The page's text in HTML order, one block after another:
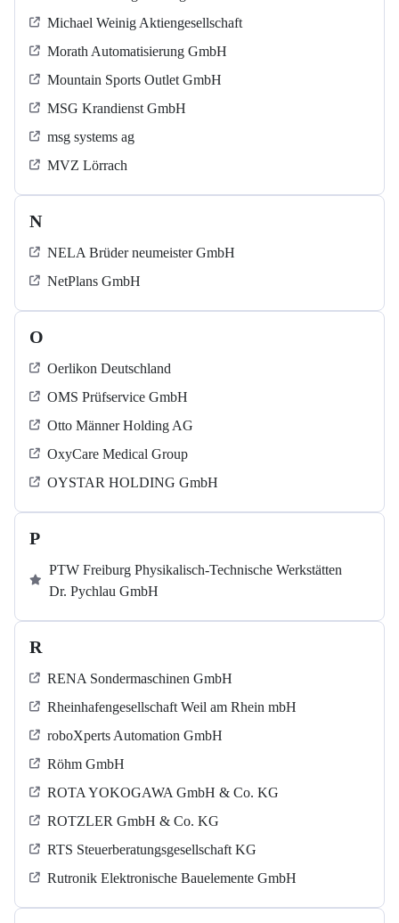
Michael Weinig Aktiengesellschaft
Morath Automatisierung GmbH
Mountain Sports Outlet GmbH
MSG Krandienst GmbH
msg systems ag
MVZ Lörrach
N
NELA Brüder neumeister GmbH
NetPlans GmbH
O
Oerlikon Deutschland
OMS Prüfservice GmbH
Otto Männer Holding AG
OxyCare Medical Group
OYSTAR HOLDING GmbH
P
PTW Freiburg Physikalisch-Technische Werkstätten
Dr. Pychlau GmbH
R
RENA Sondermaschinen GmbH
Rheinhafengesellschaft Weil am Rhein mbH
roboXperts Automation GmbH
Röhm GmbH
ROTA YOKOGAWA GmbH & Co. KG
ROTZLER GmbH & Co. KG
RTS Steuerberatungsgesellschaft KG
Rutronik Elektronische Bauelemente GmbH